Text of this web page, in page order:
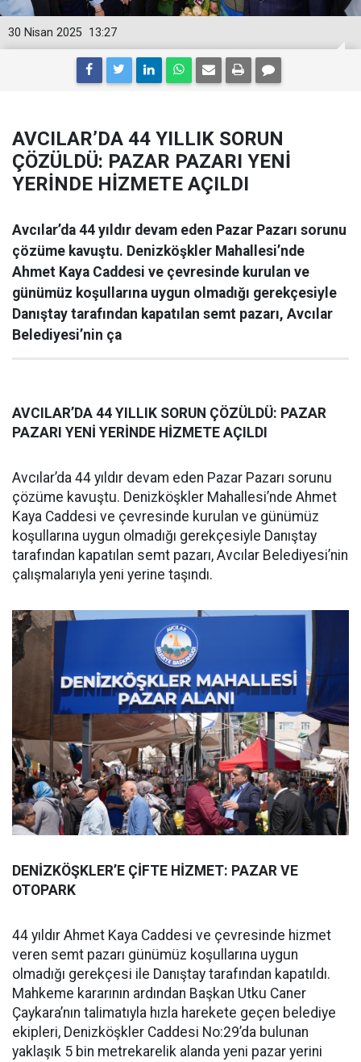
13:27
30 Nisan 2025
AVCILAR’DA 44 YILLIK SORUN
ÇÖZÜLDÜ: PAZAR PAZARI YENİ
YERİNDE HİZMETE AÇILDI
Avcılar’da 44 yıldır devam eden Pazar Pazarı sorunu
çözüme kavuştu. Denizköşkler Mahallesi’nde
Ahmet Kaya Caddesi ve çevresinde kurulan ve
günümüz koşullarına uygun olmadığı gerekçesiyle
Danıştay tarafından kapatılan semt pazarı, Avcılar
Belediyesi’nin ça
AVCILAR’DA 44 YILLIK SORUN ÇÖZÜLDÜ: PAZAR
PAZARI YENİ YERİNDE HİZMETE AÇILDI
Avcılar’da 44 yıldır devam eden Pazar Pazarı sorunu
çözüme kavuştu. Denizköşkler Mahallesi’nde Ahmet
Kaya Caddesi ve çevresinde kurulan ve günümüz
koşullarına uygun olmadığı gerekçesiyle Danıştay
tarafından kapatılan semt pazarı, Avcılar Belediyesi’nin
çalışmalarıyla yeni yerine taşındı.
DENİZKÖŞKLER’E ÇİFTE HİZMET: PAZAR VE
OTOPARK
44 yıldır Ahmet Kaya Caddesi ve çevresinde hizmet
veren semt pazarı günümüz koşullarına uygun
olmadığı gerekçesi ile Danıştay tarafından kapatıldı.
Mahkeme kararının ardından Başkan Utku Caner
Çaykara’nın talimatıyla hızla harekete geçen belediye
ekipleri, Denizköşkler Caddesi No:29’da bulunan
yaklaşık 5 bin metrekarelik alanda yeni pazar yerini